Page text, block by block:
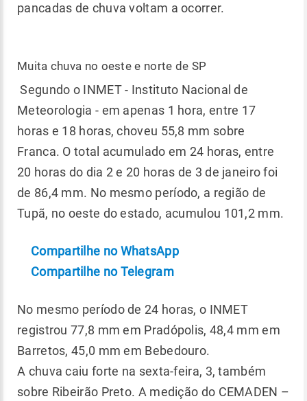
pancadas de chuva voltam a ocorrer.
Muita chuva no oeste e norte de SP
Segundo o INMET - Instituto Nacional de
Meteorologia - em apenas 1 hora, entre 17
horas e 18 horas, choveu 55,8 mm sobre
Franca. O total acumulado em 24 horas, entre
20 horas do dia 2 e 20 horas de 3 de janeiro foi
de 86,4 mm. No mesmo período, a região de
Tupã, no oeste do estado, acumulou 101,2 mm.
Compartilhe no WhatsApp
Compartilhe no Telegram
No mesmo período de 24 horas, o INMET
registrou 77,8 mm em Pradópolis, 48,4 mm em
Barretos, 45,0 mm em Bebedouro.
A chuva caiu forte na sexta-feira, 3, também
sobre Ribeirão Preto. A medição do CEMADEN –